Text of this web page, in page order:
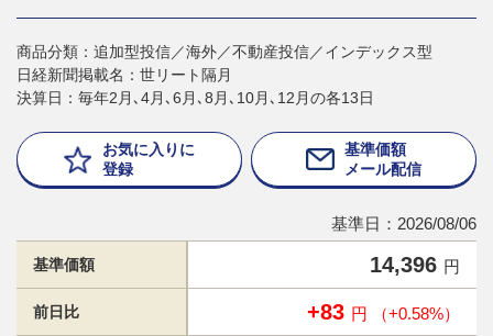
商品分類：追加型投信／海外／不動産投信／インデックス型
日経新聞掲載名：世リート隔月
決算日：毎年2月､4月､6月､8月､10月､12月の各13日
お気に入りに
登録
基準価額
メール配信
基準日：2026/08/06
基準価額 14,396 円
前日比 +83 円 （+0.58%）